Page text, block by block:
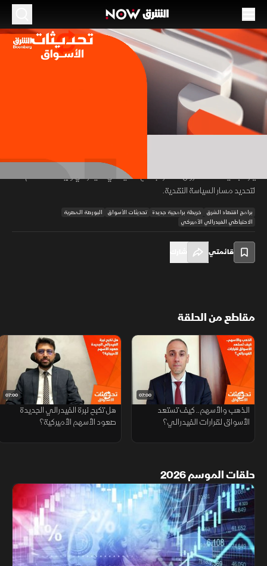
00:12/22:16
الموسم 2026
الأسواق العالمية بين أرباح الأسهم وتقلبات النفط
06 يوليو 2026 22:15
تحديثات الأسواق
واصلت البورصة المصرية مكاسبها للجلسة الخامسة على التوالي، فيما تباين
تقييم الأسواق لزيادة إنتاج أوبك+ وتعافي الملاحة عبر مضيق هرمز، في وقت
يترقب فيه المستثمرون محضر اجتماع الاحتياطي الفيدرالي وبيانات التضخم
لتحديد مسار السياسة النقدية.
برامج اقتصاد الشرق خريطة برامجية جديدة تحديثات الأسواق
البورصة المصرية
الاحتياطي الفيدرالي الأميركي
قائمتي
مقاطع من الحلقة
07:00
الذهب والأسهم.. كيف تستعد
الأسواق لقرارات الفيدرالي؟
07:00
هل تكبح نبرة الفيدرالي الجديدة
صعود الأسهم الأميركية؟
حلقات الموسم 2026